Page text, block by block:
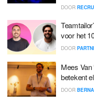
DOOR
voor het
DOOR
Mees Van
betekent
DOOR